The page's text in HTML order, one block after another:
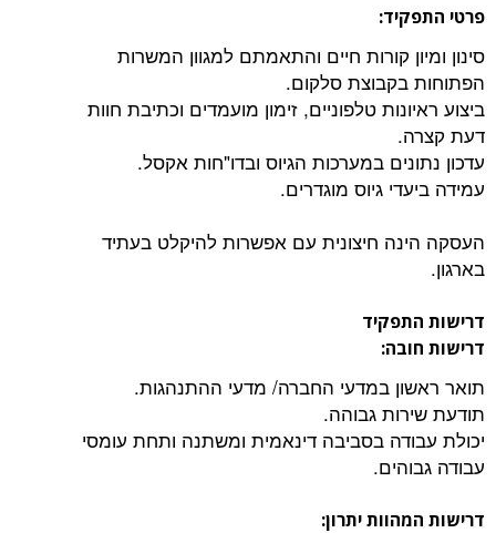
קורות חיים והתאמתם למגוון המשרות
סלקום.
טלפוניים, זימון מועמדים וכתיבת חוות
במערכות הגיוס ובדו"חות אקסל.
גיוס מוגדרים.
חיצונית עם אפשרות להיקלט בעתיד
במדעי החברה/ מדעי ההתנהגות.
גבוהה.
בסביבה דינאמית ומשתנה ותחת עומסי
יתרון: